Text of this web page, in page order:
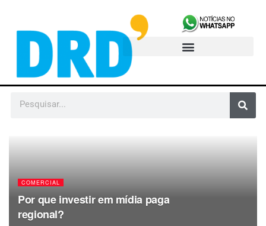
COMERCIAL
Por que investir em mídia paga
regional?